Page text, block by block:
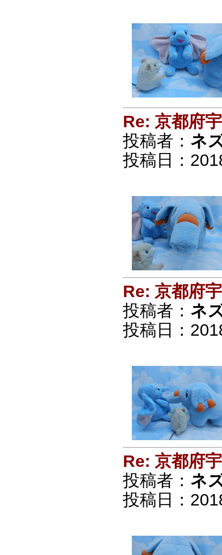
Re: 京都府
投稿者： ネ
投稿日：
Re: 京都府
投稿者： ネ
投稿日：
Re: 京都府
投稿者： ネ
投稿日：